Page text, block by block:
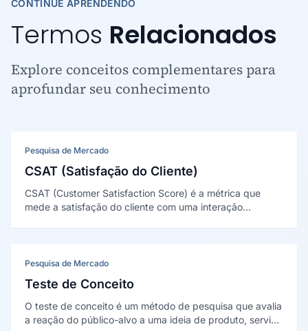
CONTINUE APRENDENDO
Termos Relacionados
Explore conceitos complementares para
aprofundar seu conhecimento
Pesquisa de Mercado
CSAT (Satisfação do Cliente)
CSAT (Customer Satisfaction Score) é a métrica que
mede a satisfação do cliente com uma interação
Pesquisa de Mercado
Teste de Conceito
O teste de conceito é um método de pesquisa que avalia
a reação do público-alvo a uma ideia de produto, serviço